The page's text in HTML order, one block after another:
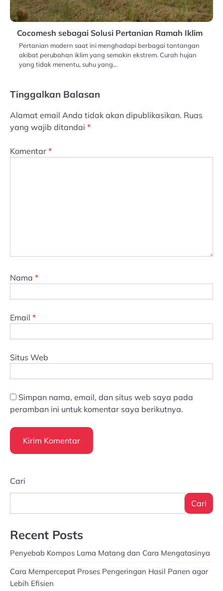
Cocomesh sebagai Solusi Pertanian Ramah Iklim
Pertanian modern saat ini menghadapi berbagai tantangan
akibat perubahan iklim yang semakin ekstrem. Curah hujan
yang tidak menentu, suhu yang…
Tinggalkan Balasan
Alamat email Anda tidak akan dipublikasikan. Ruas
yang wajib ditandai *
Komentar *
Nama *
Email *
Situs Web
Simpan nama, email, dan situs web saya pada
peramban ini untuk komentar saya berikutnya.
Cari
Cari
Recent Posts
Penyebab Kompos Lama Matang dan Cara Mengatasinya
Cara Mempercepat Proses Pengeringan Hasil Panen agar
Lebih Efisien